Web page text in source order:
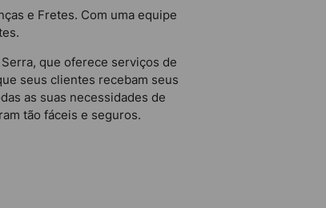
e Fretes. Com uma equipe
que oferece serviços de
seus clientes recebam seus
as suas necessidades de
tão fáceis e seguros.